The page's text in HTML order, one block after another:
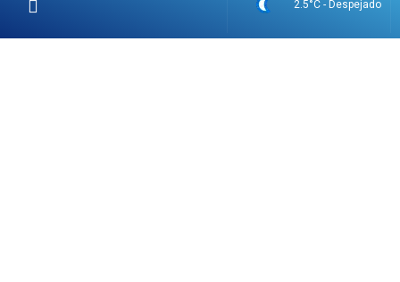
2.5°C - Despejado